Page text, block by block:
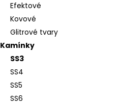
Efektové
Kovové
Glitrové tvary
Kamínky
SS3
SS4
SS5
SS6